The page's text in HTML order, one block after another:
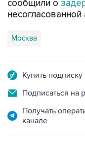
Москва
Подписаться на
Получать
НОВОСТИ ПО